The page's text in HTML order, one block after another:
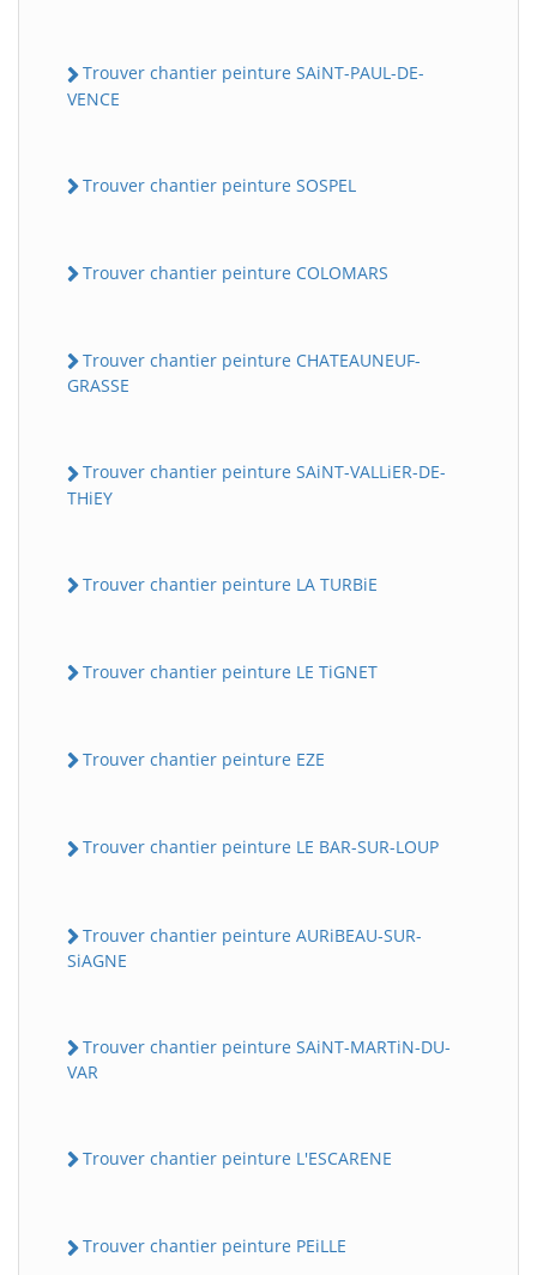
Trouver chantier peinture SAiNT-PAUL-DE-
VENCE
Trouver chantier peinture SOSPEL
Trouver chantier peinture COLOMARS
Trouver chantier peinture CHATEAUNEUF-
GRASSE
Trouver chantier peinture SAiNT-VALLiER-DE-
THiEY
Trouver chantier peinture LA TURBiE
Trouver chantier peinture LE TiGNET
Trouver chantier peinture EZE
Trouver chantier peinture LE BAR-SUR-LOUP
Trouver chantier peinture AURiBEAU-SUR-
SiAGNE
Trouver chantier peinture SAiNT-MARTiN-DU-
VAR
Trouver chantier peinture L'ESCARENE
Trouver chantier peinture PEiLLE